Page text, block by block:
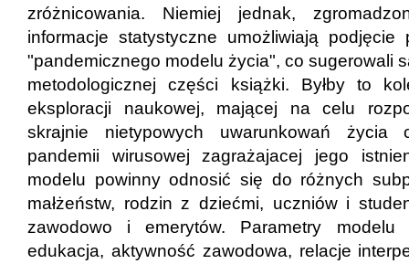
zróżnicowania. Niemiej jednak,
informacje statystyczne umożliwiają podjęcie
"pandemicznego modelu życia", co sugerowali
metodologicznej części książki. Byłby to
eksploracji naukowej, mającej na celu
skrajnie nietypowych uwarunkowań życia
pandemii wirusowej zagrażajacej jego
modelu powinny odnosić się do różnych
małżeństw, rodzin z dziećmi, uczniów i
zawodowo i emerytów. Parametry
edukacja, aktywność zawodowa, relacje